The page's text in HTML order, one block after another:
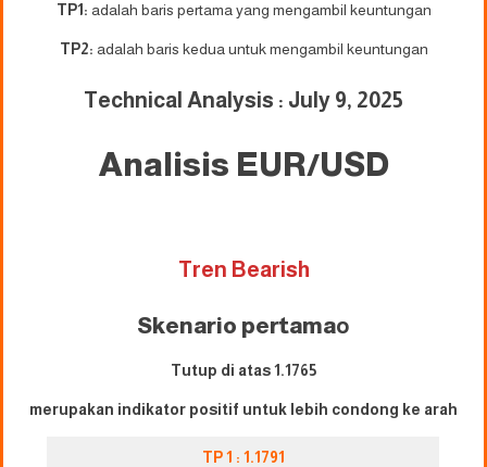
TP1: adalah baris pertama yang mengambil keuntungan
TP2: adalah baris kedua untuk mengambil keuntungan
Technical Analysis : July 9, 2025
Analisis EUR/USD
Tren Bearish
Skenario pertamao
Tutup di atas 1.1765
merupakan indikator positif untuk lebih condong ke arah
TP 1 : 1.1791